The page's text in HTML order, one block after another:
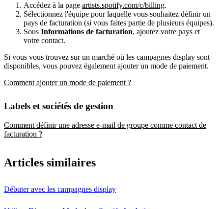
Accédez à la page artists.spotify.com/c/billing.
Sélectionnez l'équipe pour laquelle vous souhaitez définir un
pays de facturation (si vous faites partie de plusieurs équipes).
Sous Informations de facturation, ajoutez votre pays et
votre contact.
Si vous vous trouvez sur un marché où les campagnes display sont
disponibles, vous pouvez également ajouter un mode de paiement.
Comment ajouter un mode de paiement ?
Labels et sociétés de gestion
Comment définir une adresse e-mail de groupe comme contact de
facturation ?
Articles similaires
Débuter avec les campagnes display